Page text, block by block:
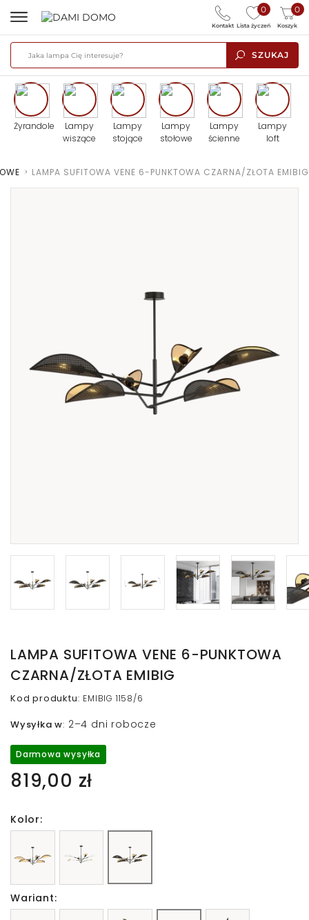
SZUKAJ
0
Lista życzeń
0
Koszyk
Kontakt
Żyrandole
Lampy
wiszące
Lampy
stojące
Lampy
stołowe
Lampy
ścienne
Lampy
loft
> LAMPA SUFITOWA VENE 6-PUNKTOWA CZARNA/ZŁOTA EMIBIG
LAMPA SUFITOWA VENE 6-PUNKTOWA
CZARNA/ZŁOTA EMIBIG
Kod produktu: EMIBIG 1158/6
Wysyłka w: 2–4 dni robocze
Darmowa wysyłka
819,00 zł
Kolor:
Wariant: